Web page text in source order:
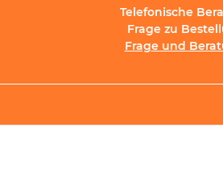
Telefonische
Frage zu
Frage und